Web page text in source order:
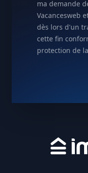
ma demande
Vacancesweb
dès lors d'un
cette fin
protection de